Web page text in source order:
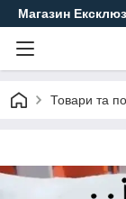
Магазин
Товари та